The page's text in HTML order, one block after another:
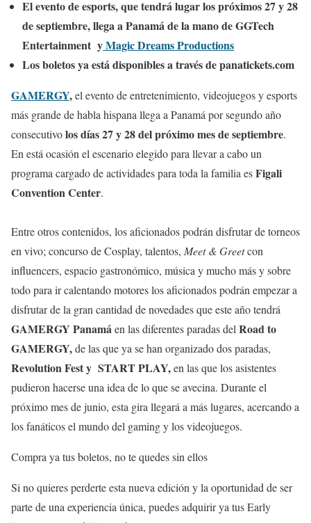
El evento de esports, que tendrá lugar los próximos 27 y 28
de septiembre, llega a Panamá de la mano de GGTech
Entertainment yMagic Dreams Productions
Los boletos ya está disponibles a través de panatickets.com
GAMERGY,el evento de entretenimiento, videojuegos y esports
más grande de habla hispana llega a Panamá por segundo año
consecutivolos días 27 y 28 del próximo mes de septiembre.
En está ocasión el escenario elegido para llevar a cabo un
programa cargado de actividades para toda la familia esFigali
Convention Center.
Entre otros contenidos, los aficionados podrán disfrutar de torneos
en vivo; concurso de Cosplay, talentos, Meet & Greetcon
influencers, espacio gastronómico, música y mucho más y sobre
todo para ir calentando motores los aficionados podrán empezar a
disfrutar de la gran cantidad de novedades que este año tendrá
GAMERGY Panamáen las diferentes paradas del Road to
GAMERGY,de las que ya se han organizado dos paradas,
Revolution Fest y START PLAY,en las que los asistentes
pudieron hacerse una idea de lo que se avecina. Durante el
próximo mes de junio, esta gira llegará a más lugares, acercando a
los fanáticos el mundo del gaming y los videojuegos.
Compra ya tus boletos, no te quedes sin ellos
Si no quieres perderte esta nueva edición y la oportunidad de ser
parte de una experiencia única, puedes adquirir ya tus Early